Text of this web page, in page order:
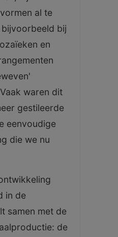
al te
bij
en
waren dit
gestileerde
eenvoudige
die we nu
in de
samen met de
de